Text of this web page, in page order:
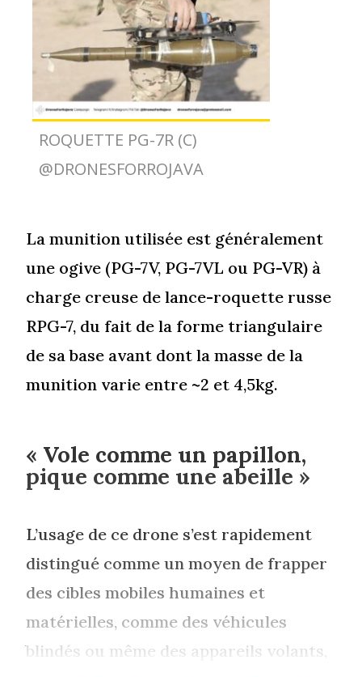
ROQUETTE PG-7R (C)
@DRONESFORROJAVA
La munition utilisée est généralement
une ogive (PG-7V, PG-7VL ou PG-VR) à
charge creuse de lance-roquette russe
RPG-7, du fait de la forme triangulaire
de sa base avant dont la masse de la
munition varie entre ~2 et 4,5kg.
« Vole comme un papillon,
pique comme une abeille »
L’usage de ce drone s’est rapidement
distingué comme un moyen de frapper
des cibles mobiles humaines et
matérielles, comme des véhicules
blindés ou même des appareils volants,